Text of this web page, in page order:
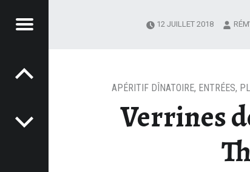
-
Menu
Verrines
APÉRITIF DÎNATOIRE, ENTRÉES,
12 JUILLET 2018